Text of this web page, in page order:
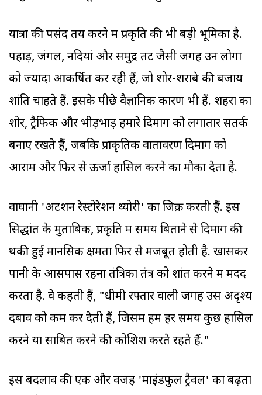
यात्रा की पसंद तय करने में प्रकृति की भी बड़ी भूमिका है.
पहाड़, जंगल, नदियां और समुद्र तट जैसी जगहें उन लोगों
को ज्यादा आकर्षित कर रही हैं, जो शोर-शराबे की बजाय
शांति चाहते हैं. इसके पीछे वैज्ञानिक कारण भी हैं. शहरों का
शोर, ट्रैफिक और भीड़भाड़ हमारे दिमाग को लगातार सतर्क
बनाए रखते हैं, जबकि प्राकृतिक वातावरण दिमाग को
आराम और फिर से ऊर्जा हासिल करने का मौका देता है.
वाघानी 'अटेंशन रेस्टोरेशन थ्योरी' का जिक्र करती हैं. इस
सिद्धांत के मुताबिक, प्रकृति में समय बिताने से दिमाग की
थकी हुई मानसिक क्षमता फिर से मजबूत होती है. खासकर
पानी के आसपास रहना तंत्रिका तंत्र को शांत करने में मदद
करता है. वे कहती हैं, "धीमी रफ्तार वाली जगहें उस अदृश्य
दबाव को कम कर देती हैं, जिसमें हम हर समय कुछ हासिल
करने या साबित करने की कोशिश करते रहते हैं."
इस बदलाव की एक और वजह 'माइंडफुल ट्रैवल' का बढ़ता